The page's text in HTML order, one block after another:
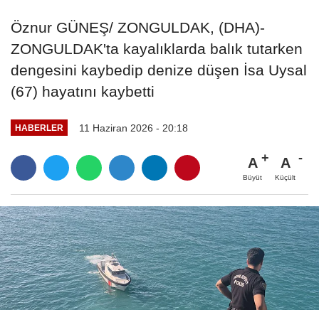
Öznur GÜNEŞ/ ZONGULDAK, (DHA)-
ZONGULDAK'ta kayalıklarda balık tutarken
dengesini kaybedip denize düşen İsa Uysal
(67) hayatını kaybetti
HABERLER 11 Haziran 2026 - 20:18
A
Büyüt
A
Küçült